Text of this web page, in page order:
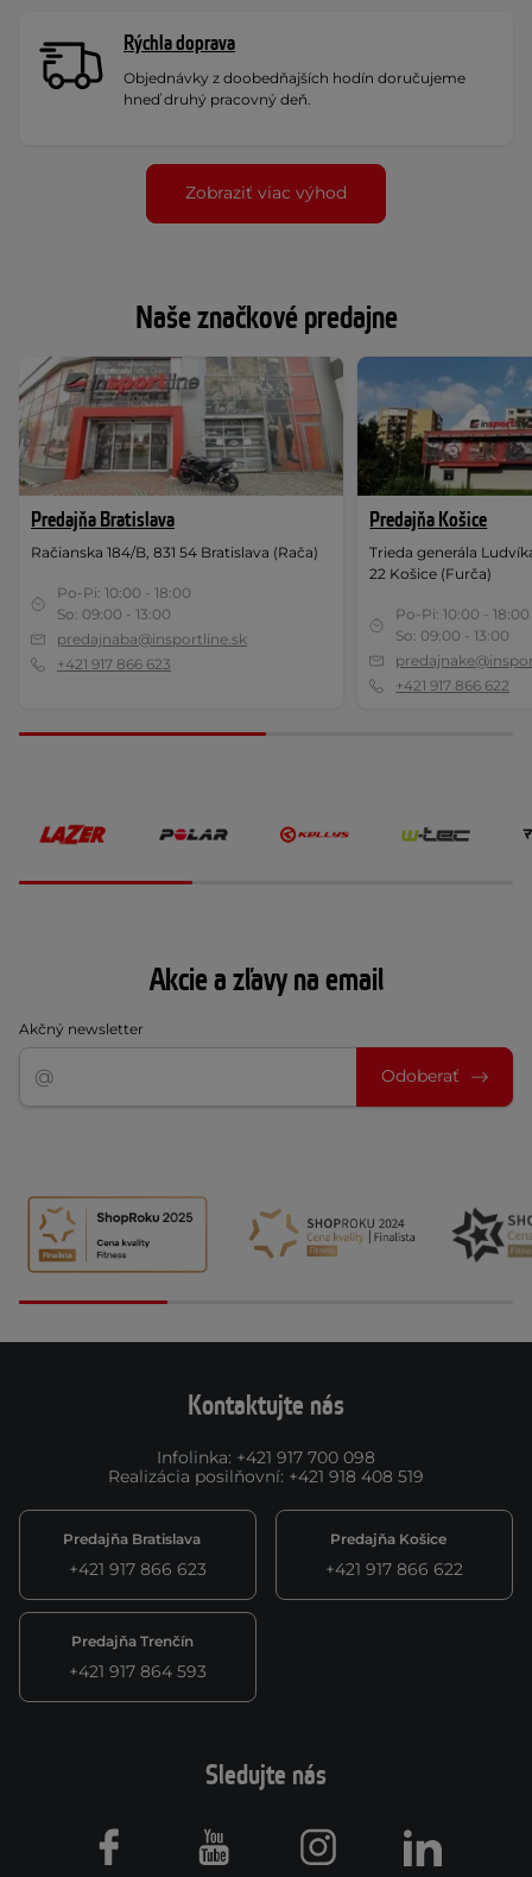
Rýchla doprava
Objednávky z doobedňajších hodín doručujeme
hneď druhý pracovný deň.
Zobraziť viac výhod
Naše značkové predajne
Predajňa Bratislava
Račianska 184/B, 831 54 Bratislava (Rača)
Po-Pi: 10:00 - 18:00
So: 09:00 - 13:00
predajnaba@insportline.sk
+421 917 866 623
Predajňa Košice
Trieda generála
22 Košice (Furča)
Po-Pi: 10:00 - 18:00
So: 09:00 - 13:00
+421 917 866 622
Akcie a zľavy na email
Akčný newsletter
Odoberať
Kontaktujte nás
Infolinka: +421 917 700 098
Realizácia posilňovní: +421 918 408 519
Predajňa Bratislava
+421 917 866 623
Predajňa Košice
+421 917 866 622
Predajňa Trenčín
+421 917 864 593
Sledujte nás
Facebook Youtube Instagram LinkedIn